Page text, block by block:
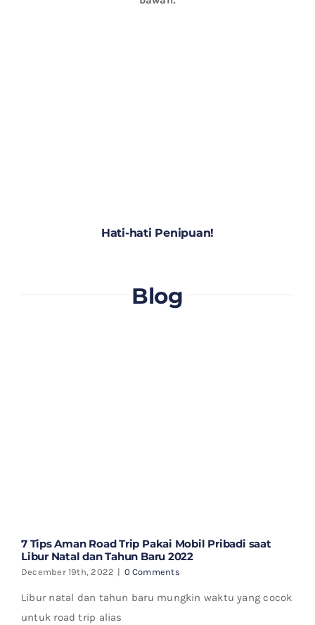
Hati-hati Penipuan!
Blog
7 Tips Aman Road Trip Pakai Mobil Pribadi saat
Libur Natal dan Tahun Baru 2022
December 19th, 2022 | 0 Comments
Libur natal dan tahun baru mungkin waktu yang cocok
untuk road trip alias